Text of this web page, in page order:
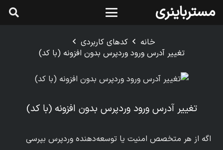
مسترباینری
خانه
کدهای کاربردی
تغییر آدرس ورود وردپرس بدون افزونه (با کد)
تغییر آدرس ورود وردپرس بدون افزونه (با کد)
اگه از هر متخصص امنیت یا توسعه‌دهنده وردپرس بپرسی